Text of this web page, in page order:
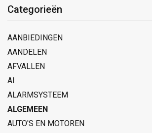
Categorieën
AANBIEDINGEN
AANDELEN
AFVALLEN
AI
ALARMSYSTEEM
ALGEMEEN
AUTO'S EN MOTOREN